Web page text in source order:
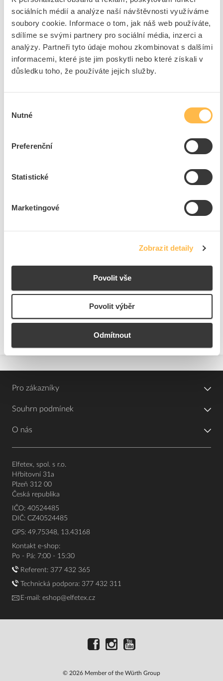
sociálních médií a analýze naší návštěvnosti využíváme
soubory cookie. Informace o tom, jak náš web používáte,
sdílíme se svými partnery pro sociální média, inzerci a
analýzy. Partneři tyto údaje mohou zkombinovat s dalšími
informacemi, které jste jim poskytli nebo které získali v
důsledku toho, že používáte jejich služby.
souhlasu
Nutné
Preferenční
Statistické
Marketingové
Zobrazit detaily
Povolit vše
Povolit výběr
Odmítnout
Kód výrobce
VENTILÁTOR NV - 300
Cena s DPH 5 376,27 Kč/ks
ks do košíku
Přidat k porovnání
KOVHRON Ventilátor NV 400 průmyslový, kluzná
Cena s DPH 7 396,20 Kč/ks
K objednání
14dní
Zobrazit
Pro zákazníky
Souhrn podmínek
O nás
Elfetex, spol. s r.o.
Hřbitovní 31a
Plzeň 312 00
Česká republika
IČO: 40524485
DIČ: CZ40524485
GPS: 49.75348, 13.43168
Kontakt e-shop:
Po - Pá: 7:00 - 15:30
Referent: 377 432 365
Technická podpora: 377 432 311
E-mail: eshop@elfetex.cz
© 2026 Member of the Würth Group